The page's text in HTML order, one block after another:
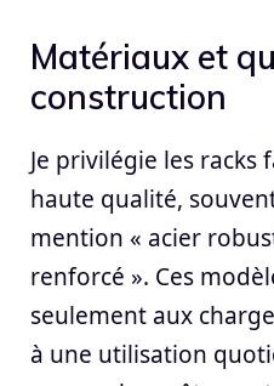
Matériaux et
construction
Je privilégie les racks
haute qualité,
mention « acier
renforcé ». Ces
seulement aux
à une utilisation